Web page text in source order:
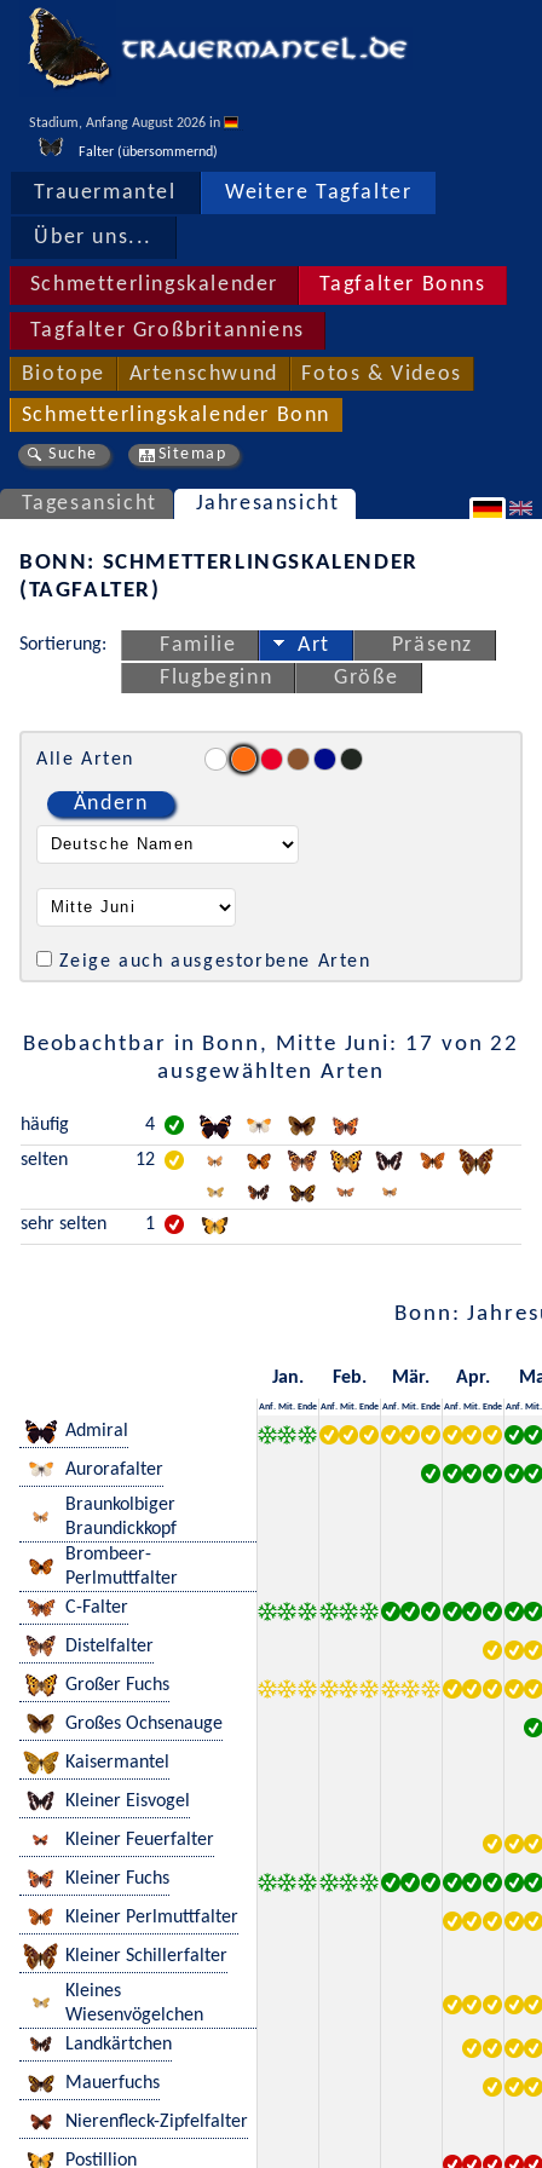
Stadium, Anfang August 2026 in
Falter (übersommernd)
Trauermantel Weitere Tagfalter
Über uns...
Schmetterlingskalender Tagfalter Bonns
Tagfalter Großbritanniens
Biotope Artenschwund Fotos & Videos
Schmetterlingskalender Bonn
Suche Sitemap
Tagesansicht Jahresansicht
BONN: SCHMETTERLINGSKALENDER
(TAGFALTER)
Sortierung: Familie Art
Präsenz
Flugbeginn
Größe
Alle Arten
Ändern
Zeige auch ausgestorbene Arten
Beobachtbar in Bonn, Mitte Juni: 17 von 22
ausgewählten Arten
häufig
4
selten
12
sehr selten 1
Bonn:
Jan. Feb. Mär. Apr.
Anf. Mit. Ende Anf. Mit. Ende Anf. Mit. Ende Anf. Mit. Ende Anf. Mit.
Admiral
Aurorafalter
Braunkolbiger
Braundickkopf
Brombeer-
Perlmuttfalter
C-Falter
Distelfalter
Großer Fuchs
Großes Ochsenauge
Kaisermantel
Kleiner Eisvogel
Kleiner Feuerfalter
Kleiner Fuchs
Kleiner Perlmuttfalter
Kleiner Schillerfalter
Kleines
Wiesenvögelchen
Landkärtchen
Mauerfuchs
Nierenfleck-Zipfelfalter
Postillion